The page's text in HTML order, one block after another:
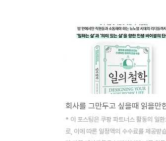
로 출판사가 변경되었습니다. 아마 판권
가 아닐까 싶은데... 개정판은 아닌듯한데,
데기만 갈아치운것은 아니고, 알라딘 미리
기를 하니 앞쪽에 그림같은것도 넣어두고,
역도 좀 다른 느낌이기는 하지만, 딱히 뭐 다
시 구입할 필요는 없지 않을까 싶습니다.누
보녀 전혀 새로운 책으로 보지 않을까 싶기
하네요~책의 내용은 우리의 에고 self 좌
의 허구성을 뇌과학적으로 이야기를 하고
* 이 포스팅은 쿠팡 파트너스 활동의 일
로, 이에 따른 일정액의 수수료를 제공받